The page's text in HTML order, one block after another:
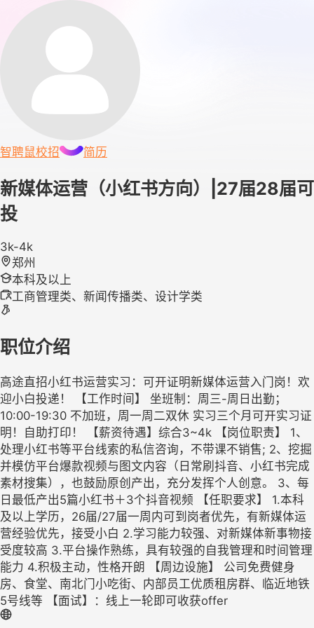
智聘鼠校招 简历
新媒体运营（小红书方向）|27届28届可
投
3k-4k
郑州
本科及以上
工商管理类、新闻传播类、设计学类
职位介绍
高途直招小红书运营实习：可开证明新媒体运营入门岗！欢
迎小白投递！ 【工作时间】 坐班制：周三-周日出勤；
10:00-19:30 不加班，周一周二双休 实习三个月可开实习证
明！自助打印！ 【薪资待遇】综合3~4k 【岗位职责】 1、
处理小红书等平台线索的私信咨询，不带课不销售; 2、挖掘
并模仿平台爆款视频与图文内容（日常刷抖音、小红书完成
素材搜集），也鼓励原创产出，充分发挥个人创意。 3、每
日最低产出5篇小红书＋3个抖音视频 【任职要求】 1.本科
及以上学历，26届/27届一周内可到岗者优先，有新媒体运
营经验优先，接受小白 2.学习能力较强、对新媒体新事物接
受度较高 3.平台操作熟练，具有较强的自我管理和时间管理
能力 4.积极主动，性格开朗 【周边设施】 公司免费健身
房、食堂、南北门小吃街、内部员工优质租房群、临近地铁
5号线等 【面试】：线上一轮即可收获offer